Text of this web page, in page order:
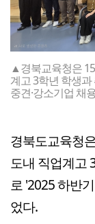
▲경북교육청은
계고 3학년 학생
중견·강소기업 채
경북도교육청
도내 직업계고
로 '2025 하반
었다.